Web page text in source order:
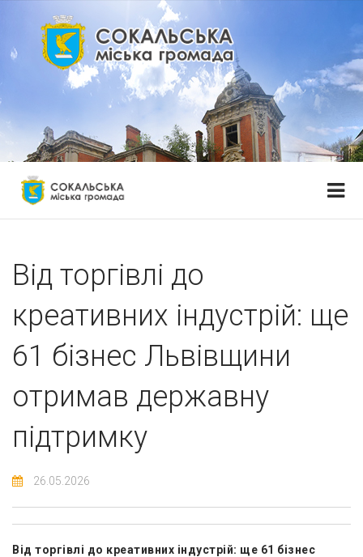
Від торгівлі до
креативних індустрій: ще
61 бізнес Львівщини
отримав державну
підтримку
26.05.2026
Від торгівлі до креативних індустрій: ще 61 бізнес